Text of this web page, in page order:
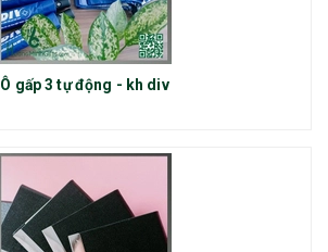
Ô gấp 3 tự động - kh div